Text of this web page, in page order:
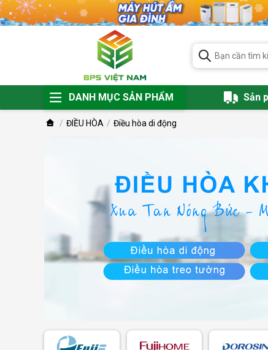
DANH MỤC SẢN PHẨM Sản
ĐIỀU HÒA Điều hòa di động